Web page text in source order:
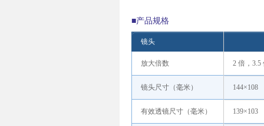
■产品规格
镜头
放大倍数 2 倍，3.5
镜头尺寸（毫米） 144×108
有效透镜尺寸（毫米） 139×103